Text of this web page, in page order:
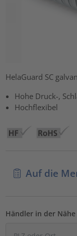
HelaGuard SC
Hohe Druck-,
Hochflexibel
Auf die
Händler in der Nähe